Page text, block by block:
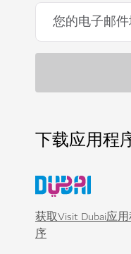
下载应用程
获取Visit Dubai应
序